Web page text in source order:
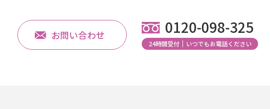
お問い合わせ 0120-098-325
24時間受付 いつでもお電話ください